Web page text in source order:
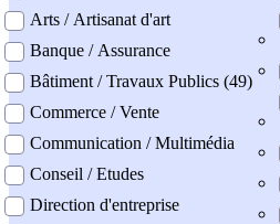
Arts / Artisanat d'art
Banque / Assurance
Bâtiment / Travaux Publics (49)
Commerce / Vente
Communication / Multimédia
Conseil / Etudes
Direction d'entreprise